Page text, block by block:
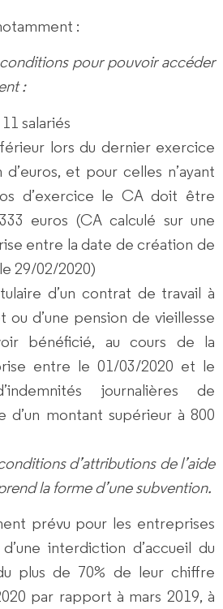
:
pour pouvoir accéder
:
salariés
lors du dernier exercice
et pour celles n’ayant
d’exercice le CA doit être
euros (CA calculé sur une
entre la date de création de
29/02/2020)
d’un contrat de travail à
d’une pension de vieillesse
bénéficié, au cours de la
entre le 01/03/2020 et le
journalières de
d’un montant supérieur à 800
d’attributions de l’aide
la forme d’une subvention.
prévu pour les entreprises
interdiction d’accueil du
plus de 70% de leur chiffre
par rapport à mars 2019, à